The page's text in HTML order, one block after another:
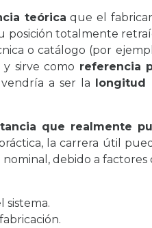
teórica que el
posición totalmente
o catálogo (por
y sirve como referencia
a ser la longitud
que realmente
la carrera útil
debido a factores
sistema.